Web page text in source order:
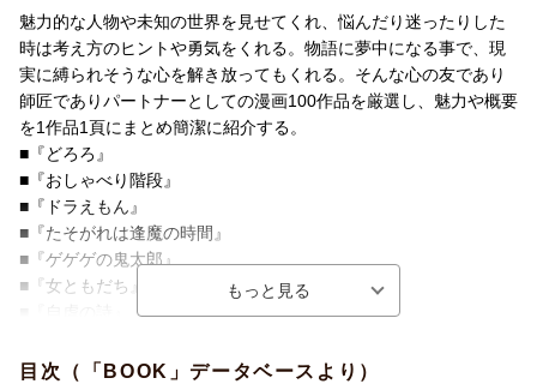
魅力的な人物や未知の世界を見せてくれ、悩んだり迷ったりした
時は考え方のヒントや勇気をくれる。物語に夢中になる事で、現
実に縛られそうな心を解き放ってもくれる。そんな心の友であり
師匠でありパートナーとしての漫画100作品を厳選し、魅力や概要
を1作品1頁にまとめ簡潔に紹介する。
■『どろろ』
■『おしゃべり階段』
■『ドラえもん』
■『たそがれは逢魔の時間』
■『ゲゲゲの鬼太郎』
■『女ともだち』
■『自虐の詩』
■『イグアナの娘』
目次（「BOOK」データベースより）